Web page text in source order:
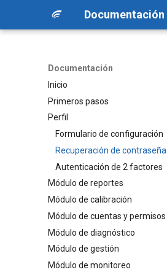
Documentación
Documentación
Inicio
Primeros pasos
Acceso a la plataforma
Estructura de la aplicación
Perfil
Formulario de configuración
Recuperación de contraseña
Autenticación de 2 factores
Módulo de reportes
Configuración del periodo
Vista general
Inventario
Rendimiento
Cargado
Detalles de la unidad
Gráfica de combustible
Rendimiento
Tickets
Agregar / Modificar ticket
Perfiles de zona
Módulo de calibración
Primeros pasos
Página de detalles
Calibrar / Recalibrar
Calibrador automático
Caracterización
Prueba de jarra patrón
Módulo de cuentas y permisos
Cuentas
Permisos
Roles
Módulo de diagnóstico
Detalles de diagnóstico
Casos de diagnóstico
Módulo de gestión
Accesorios
Módulo de monitoreo